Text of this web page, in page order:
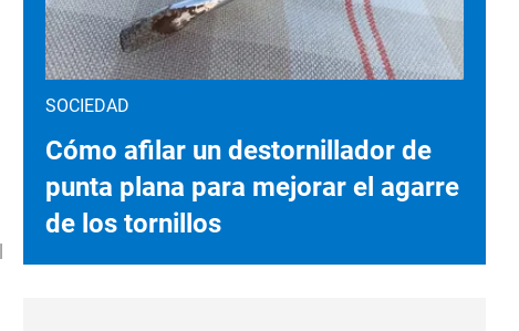
SOCIEDAD
Cómo afilar un destornillador de
punta plana para mejorar el agarre
de los tornillos